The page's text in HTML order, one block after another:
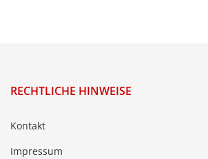
RECHTLICHE HINWEISE
Kontakt
Impressum